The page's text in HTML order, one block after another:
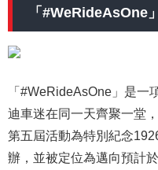
「#WeRideAsOne
「#WeRideAsOne」是一
迪車迷在同一天齊聚一堂
第五屆活動為特別紀念
辦，並被定位為邁向預計